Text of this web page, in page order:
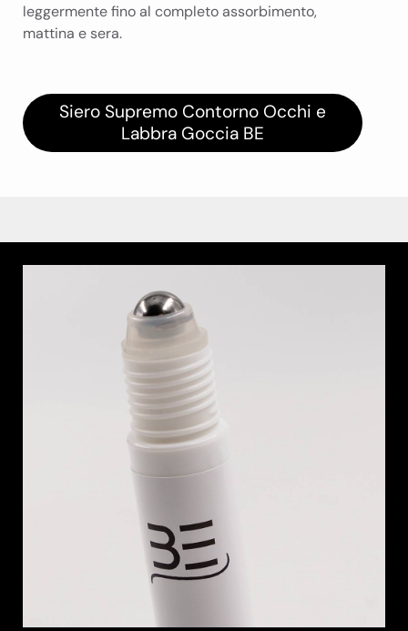
leggermente fino al completo assorbimento,
mattina e sera.
Siero Supremo Contorno Occhi e
Labbra Goccia BE